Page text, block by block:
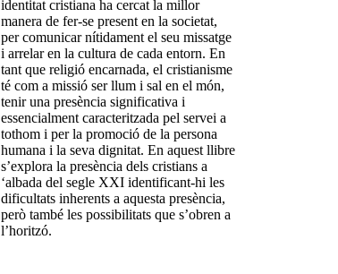
identitat cristiana ha cercat la millor
manera de fer-se present en la societat,
per comunicar nítidament el seu missatge
i arrelar en la cultura de cada entorn. En
tant que religió encarnada, el cristianisme
té com a missió ser llum i sal en el món,
tenir una presència significativa i
essencialment caracteritzada pel servei a
tothom i per la promoció de la persona
humana i la seva dignitat. En aquest llibre
s’explora la presència dels cristians a
‘albada del segle XXI identificant-hi les
dificultats inherents a aquesta presència,
però també les possibilitats que s’obren a
l’horitzó.